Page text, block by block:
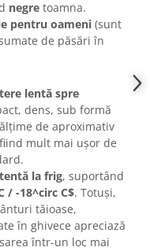
negre toamna.
pentru oameni (sunt
de păsări în
lentă spre
dens, sub formă
de aproximativ
mult mai ușor de
la frig, suportând
/ -18^circ C$. Totuși,
tăioase,
în ghivece apreciază
într-un loc mai